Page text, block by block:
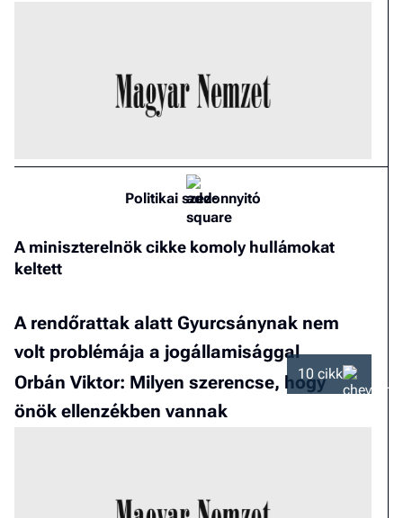
Politikai szezonnyitó
A miniszterelnök cikke komoly hullámokat
keltett
A rendőrattak alatt Gyurcsánynak nem
volt problémája a jogállamisággal
Orbán Viktor: Milyen szerencse, hogy
önök ellenzékben vannak
10 cikk